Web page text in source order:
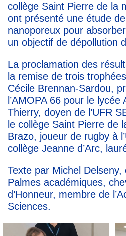
collège Saint Pierre de la
ont présenté une étude
nanoporeux pour
un objectif de dépollution
La proclamation des
la remise de trois
Cécile Brennan-Sardou,
l’AMOPA 66 pour le
Thierry, doyen de l’UFR
le collège Saint Pierre de
Brazo, joueur de rugby à
collège Jeanne d’Arc,
Texte par Michel
Palmes académiques,
d’Honneur, membre de
Sciences.